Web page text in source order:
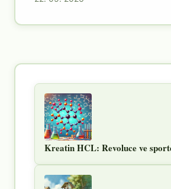
Kreatin HCL: Revoluce ve